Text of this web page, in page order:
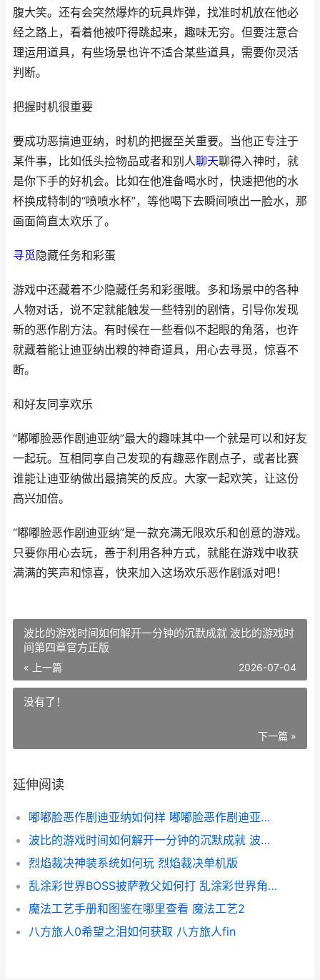
腹大笑。还有会突然爆炸的玩具炸弹，找准时机放在他必
经之路上，看着他被吓得跳起来，趣味无穷。但要注意合
理运用道具，有些场景也许不适合某些道具，需要你灵活
判断。
把握时机很重要
要成功恶搞迪亚纳，时机的把握至关重要。当他正专注于
某件事，比如低头捡物品或者和别人聊天聊得入神时，就
是你下手的好机会。比如在他准备喝水时，快速把他的水
杯换成特制的“喷喷水杯”，等他喝下去瞬间喷出一脸水，那
画面简直太欢乐了。
寻觅隐藏任务和彩蛋
游戏中还藏着不少隐藏任务和彩蛋哦。多和场景中的各种
人物对话，说不定就能触发一些特别的剧情，引导你发现
新的恶作剧方法。有时候在一些看似不起眼的角落，也许
就藏着能让迪亚纳出糗的神奇道具，用心去寻觅，惊喜不
断。
和好友同享欢乐
“嘟嘟脸恶作剧迪亚纳”最大的趣味其中一个就是可以和好友
一起玩。互相同享自己发现的有趣恶作剧点子，或者比赛
谁能让迪亚纳做出最搞笑的反应。大家一起欢笑，让这份
高兴加倍。
“嘟嘟脸恶作剧迪亚纳”是一款充满无限欢乐和创意的游戏。
只要你用心去玩，善于利用各种方式，就能在游戏中收获
满满的笑声和惊喜，快来加入这场欢乐恶作剧派对吧！
波比的游戏时间如何解开一分钟的沉默成就 波比的游戏时
间第四章官方正版
« 上一篇 2026-07-04
没有了！
下一篇 »
延伸阅读
嘟嘟脸恶作剧迪亚纳如何样 嘟嘟脸恶作剧迪亚纳人物形象
波比的游戏时间如何解开一分钟的沉默成就 波比的游戏时间第四章官方正版
烈焰裁决神装系统如何玩 烈焰裁决单机版
乱涂彩世界BOSS披萨教父如何打 乱涂彩世界角色强度排行
魔法工艺手册和图鉴在哪里查看 魔法工艺2
八方旅人0希望之泪如何获取 八方旅人fin